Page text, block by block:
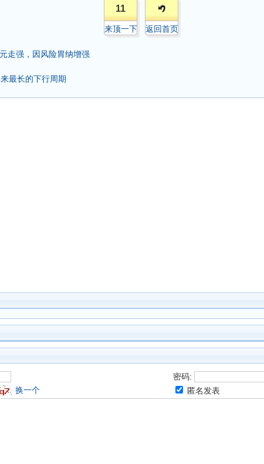
11
来顶一下 返回首页
走强，因风险胃纳增强
最长的下行周期
密码:
换一个 匿名发表